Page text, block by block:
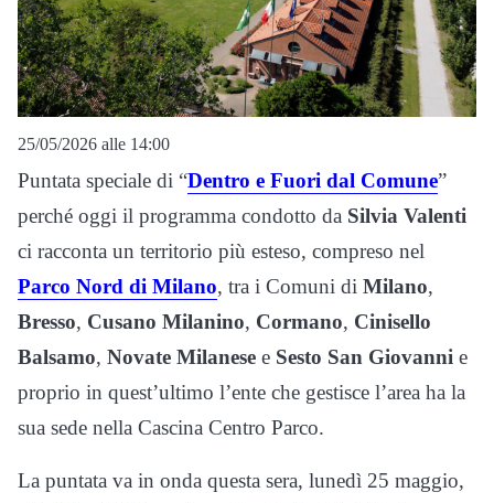
25/05/2026 alle 14:00
Puntata speciale di “Dentro e Fuori dal Comune”
perché oggi il programma condotto da Silvia Valenti
ci racconta un territorio più esteso, compreso nel
Parco Nord di Milano, tra i Comuni di Milano,
Bresso, Cusano Milanino, Cormano, Cinisello
Balsamo, Novate Milanese e Sesto San Giovanni e
proprio in quest’ultimo l’ente che gestisce l’area ha la
sua sede nella Cascina Centro Parco.
La puntata va in onda questa sera, lunedì 25 maggio,